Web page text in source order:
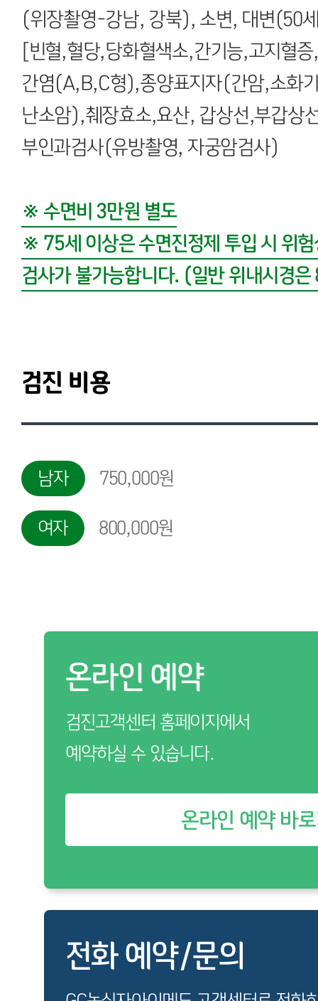
(위장촬영-강남, 강북), 소변, 대변(50
[빈혈,혈당,당화혈색소,간기능,고지혈
간염(A,B,C형),종양표지자(간암,소화
난소암),췌장효소,요산, 갑상선,부갑상
부인과검사(유방촬영, 자궁암검사)
※ 수면비 3만원 별도
※ 75세 이상은 수면진정제 투입 시 위
검사가 불가능합니다. (일반 위내시경
검진 비용
남자 750,000원
여자 800,000원
온라인 예약
검진고객센터 홈페이지에서
예약하실 수 있습니다.
온라인 예약 바
전화 예약/문의